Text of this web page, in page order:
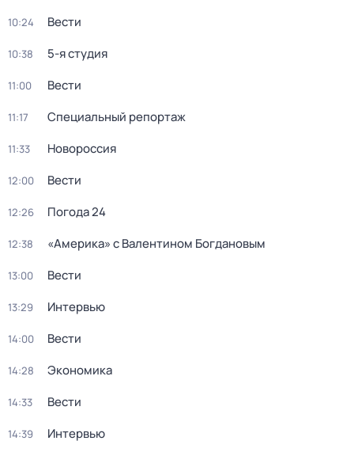
10:24 Вести
10:38 5-я студия
11:00 Вести
11:17 Специальный репортаж
11:33 Новороссия
12:00 Вести
12:26 Погода 24
12:38 «Америка» с Валентином Богдановым
13:00 Вести
13:29 Интервью
14:00 Вести
14:28 Экономика
14:33 Вести
14:39 Интервью